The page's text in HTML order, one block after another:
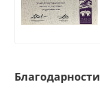
Благодарности